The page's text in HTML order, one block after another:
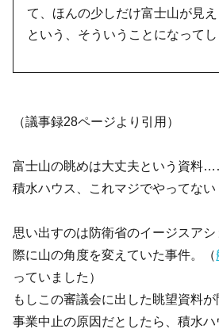
て、ほんの少しだけ富士山が見え
という、そういうことになってし
（議事録28ページより引用）
富士山の眺めは大丈夫という資料
積水ハウス、これマジでやってない
思い出すのは防衛省のイージスア
際に山の角度を変えていた事件。（
っていました）
もしこの審議会に出した眺望資料
事業中止の原因だとしたら、積水